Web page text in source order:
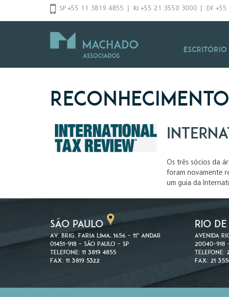
SP +55 11 3819 4855 RJ +55 21 3550 3000 DF
Escritório
Os três sócios da
foram novamente
um guia da
SÃO PAULO
Av. Brig. Faria Lima, 1656 – 11º andar
01451-918 – São Paulo – SP
Telefone: 11 3819 4855
Fax: 11 3819 5322
RIO
Avenida
20040-918
Telefone:
Fax: 21